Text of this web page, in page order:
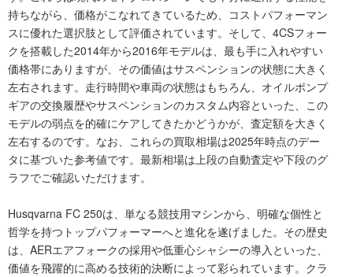
持ちながら、価格がこなれてきているため、コストパフォーマン
スに優れた選択肢として評価されています。そして、4CSフォー
クを搭載した2014年から2016年モデルは、最も手に入れやすい
価格帯にありますが、その価値はサスペンションの状態に大きく
左右されます。走行時間や車両の状態はもちろん、オイルポンプ
ギアの交換履歴やサスペンションのカスタム内容といった、この
モデルの弱点を的確にケアしてきたかどうかが、査定額を大きく
左右するのです。なお、これらの買取相場は2025年時点のデー
タに基づいた参考値です。最新相場は上段の自動査定や下段のグ
ラフでご確認いただけます。
Husqvarna FC 250は、単なる競技用マシンから、明確な個性と
哲学を持つトップパフォーマーへと進化を遂げました。その歴史
は、AERエアフォークの採用や低重心シャシーの導入といった、
価値を飛躍的に高める技術的決断によって彩られています。クラ